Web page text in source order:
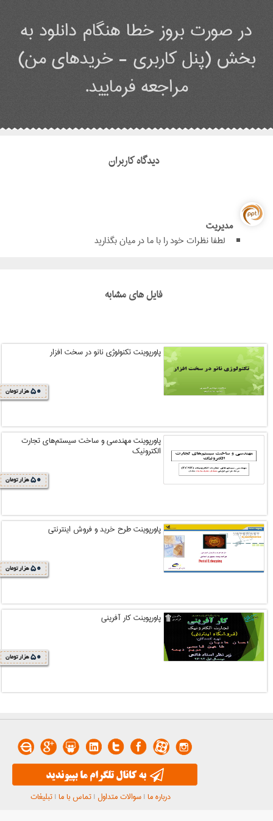
در صورت بروز خطا هنگام دانلود به
بخش (پنل کاربری - خریدهای من)
مراجعه فرمایید.
دیدگاه کاربران
مدیریت
لطفا نظرات خود را با ما در میان بگذارید
فایل های مشابه
پاورپوینت تکنولوژی نانو در سخت افزار
50 هزار تومان
پاورپوینت مهندسي و ساخت سيستم‌هاي تجارت
الکترونيک
50 هزار تومان
پاورپوینت طرح خريد و فروش اينترنتي
50 هزار تومان
پاورپوینت کار آفرینی
50 هزار تومان
درباره ما |سوالات متداول |تماس با ما |تبلیغات